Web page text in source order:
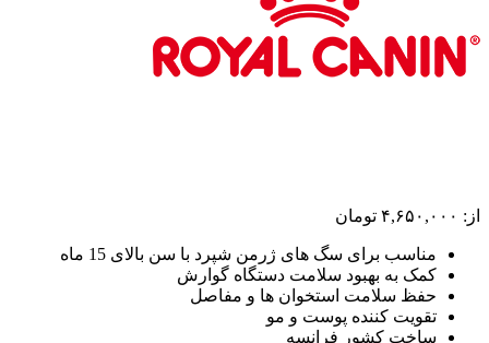
از: ۴,۶۵۰,۰۰۰ تومان
مناسب برای سگ های ژرمن شپرد با سن بالای 15 ماه
کمک به بهبود سلامت دستگاه گوارش
حفظ سلامت استخوان ها و مفاصل
تقویت کننده پوست و مو
ساخت کشور فرانسه